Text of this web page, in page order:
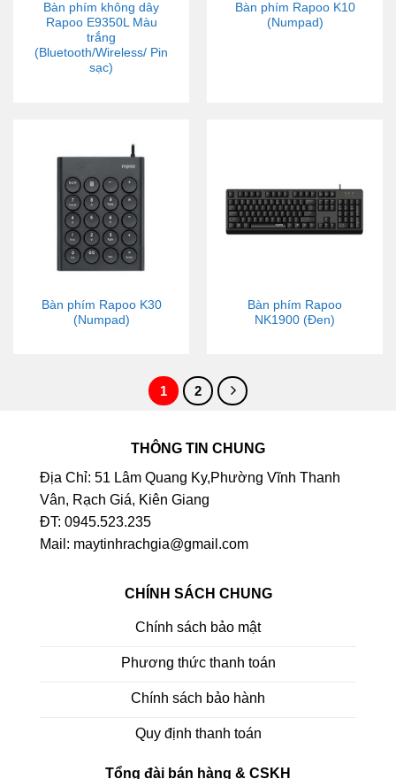
Bàn phím không dây
Rapoo E9350L Màu
trắng
(Bluetooth/Wireless/ Pin
sạc)
Bàn phím Rapoo K10
(Numpad)
Bàn phím Rapoo K30
(Numpad)
Bàn phím Rapoo
NK1900 (Đen)
1 2
THÔNG TIN CHUNG
Địa Chỉ: 51 Lâm Quang Ky,Phường Vĩnh Thanh
Vân, Rạch Giá, Kiên Giang
ĐT: 0945.523.235
Mail: maytinhrachgia@gmail.com
CHÍNH SÁCH CHUNG
Chính sách bảo mật
Phương thức thanh toán
Chính sách bảo hành
Quy định thanh toán
Tổng đài bán hàng & CSKH